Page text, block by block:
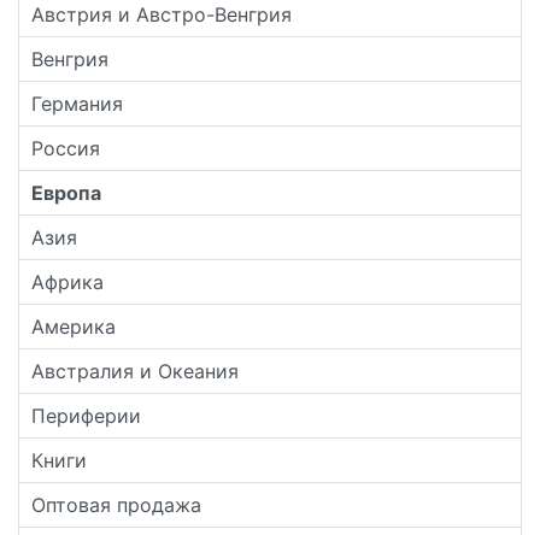
Австрия и Австро-Венгрия
Венгрия
Германия
Россия
Европа
Азия
Африка
Америка
Австралия и Океания
Периферии
Книги
Оптовая продажа